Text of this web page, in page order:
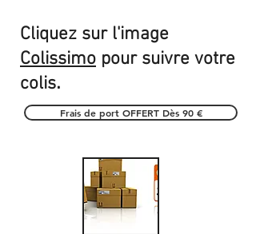
Cliquez sur l'image
Colissimo pour suivre votre
colis.
Frais de port OFFERT Dès 90 €